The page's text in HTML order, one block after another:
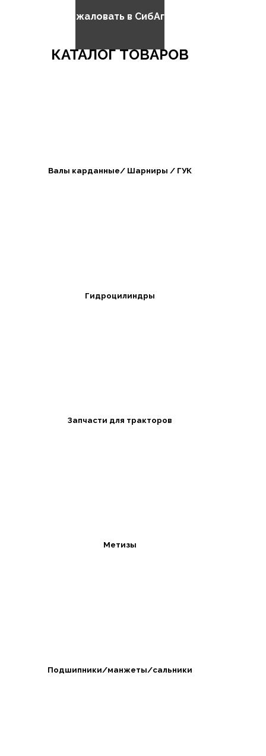
Добро пожаловать в СибАгроБизнес
КАТАЛОГ ТОВАРОВ
Валы карданные/ Шарниры / ГУК
Гидроцилиндры
Запчасти для тракторов
Метизы
Подшипники/манжеты/сальники